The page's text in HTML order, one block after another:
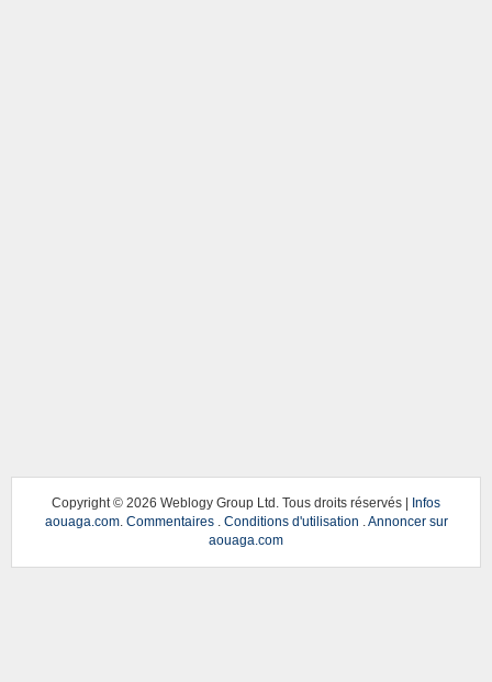
Copyright © 2026 Weblogy Group Ltd. Tous droits réservés | Infos
aouaga.com. Commentaires. Conditions d'utilisation
Annoncer sur
aouaga.com